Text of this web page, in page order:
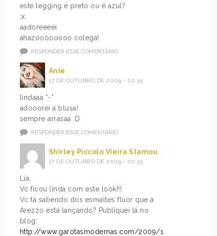
este legging é preto ou é azul?
;x
aadoreeeei
ahazoooooooo colega!
RESPONDER ESSE COMENTÁRIO
Anie
17 DE OUTUBRO DE 2009 - 02:35
lindaaa *-*
adooorei a blusa!
sempre arrasaa :D
RESPONDER ESSE COMENTÁRIO
Shirley Piccolo Vieira Stamou
17 DE OUTUBRO DE 2009 - 02:35
Lia,
Vc ficou linda com este look!!!
Vc tá sabendo dos esmaltes flúor que a
Arezzo está lançando? Publiquei lá no
blog:
http://www.garotasmodernas.com/2009/1